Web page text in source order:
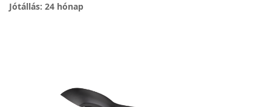
Jótállás: 24 hónap